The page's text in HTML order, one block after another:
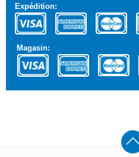
Expédition:
Magasin: